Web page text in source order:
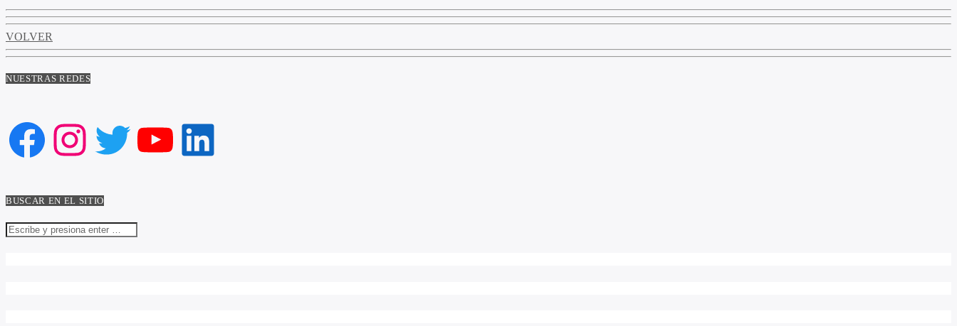
VOLVER
NUESTRAS REDES
Facebook
Instagram
Twitter
YouTube
LinkedIn
BUSCAR EN EL SITIO